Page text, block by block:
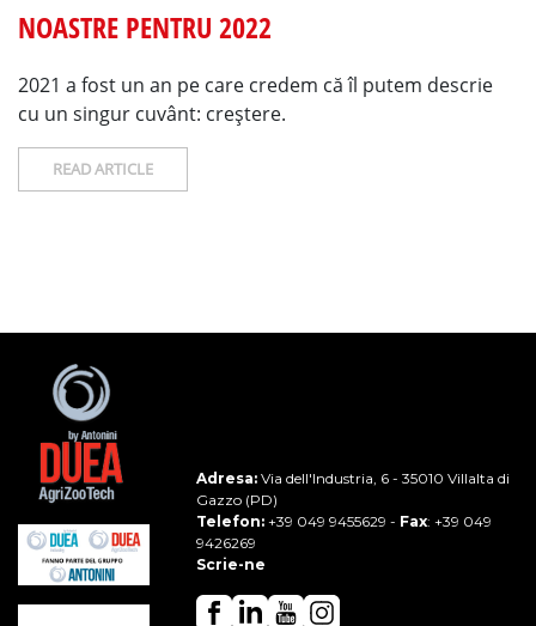
NOASTRE PENTRU 2022
2021 a fost un an pe care credem că îl putem descrie
cu un singur cuvânt: creștere.
READ ARTICLE
Adresa: Via dell'Industria, 6 - 35010 Villalta di
Gazzo (PD)
Telefon: +39 049 9455629 - Fax: +39 049
9426269
Scrie-ne